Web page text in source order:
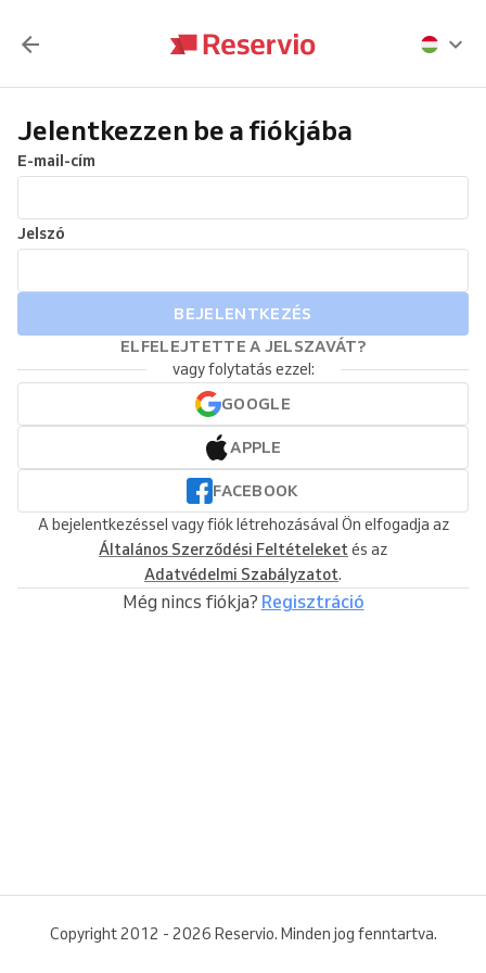
Jelentkezzen be a fiókjába
E-mail-cím
Jelszó
BEJELENTKEZÉS
ELFELEJTETTE A JELSZAVÁT?
vagy folytatás ezzel:
GOOGLE
APPLE
FACEBOOK
A bejelentkezéssel vagy fiók létrehozásával Ön elfogadja az
Általános Szerződési Feltételeketés az
Adatvédelmi Szabályzatot.
Még nincs fiókja? Regisztráció
Copyright 2012 - 2026 Reservio. Minden jog fenntartva.